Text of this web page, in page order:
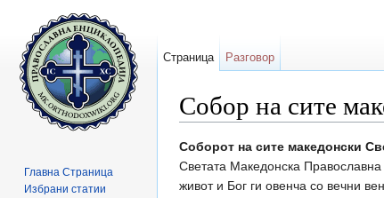
Собор на сите
Соборот на сите македонски
Светата Македонска Православна
живот и Бог ги овенча со вечни
Страница Разговор
Главна Страница
Избрани статии